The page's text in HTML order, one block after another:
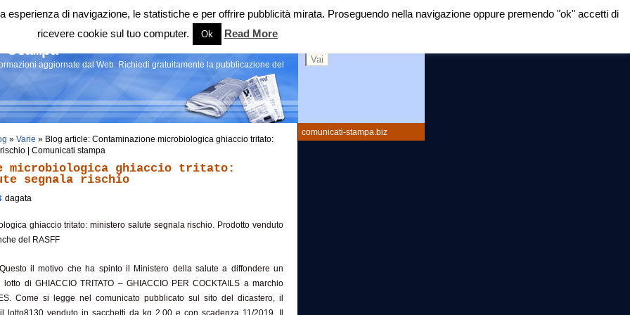
comunicati-stampa.biz
aggiornate dal Web. Richiedi gratuitamente la pubblicazione del
» Varie » Blog article: Contaminazione microbiologica ghiaccio tritato:
| Comunicati stampa
microbiologica ghiaccio tritato:
segnala rischio
dagata
ghiaccio tritato: ministero salute segnala rischio. Prodotto venduto
del RASFF
il motivo che ha spinto il Ministero della salute a diffondere un
di GHIACCIO TRITATO – GHIACCIO PER COCKTAILS a marchio
Come si legge nel comunicato pubblicato sul sito del dicastero, il
lotto8130 venduto in sacchetti da kg 2.00 e con scadenza 11/2019. Il
di navigazione, le statistiche e per offrire pubblicità mirata. Proseguendo nella navigazione oppure premendo "ok" accetti di
ricevere cookie sul tuo computer.
Ok Read More